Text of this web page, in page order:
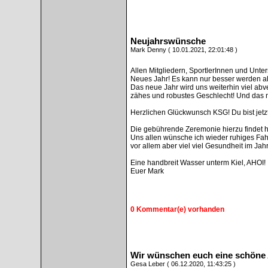
Neujahrswünsche
Mark Denny ( 10.01.2021, 22:01:48 )
Allen Mitgliedern, SportlerInnen und
Neues Jahr! Es kann nur besser werden
Das neue Jahr wird uns weiterhin viel
zähes und robustes Geschlecht! Und das
Herzlichen Glückwunsch KSG! Du bist
Die gebührende Zeremonie hierzu findet
Uns allen wünsche ich wieder ruhiges
vor allem aber viel viel Gesundheit im
Eine handbreit Wasser unterm Kiel, AHOI!
Euer Mark
0 Kommentar(e) vorhanden
Wir wünschen euch eine
Gesa Leber ( 06.12.2020, 11:43:25 )